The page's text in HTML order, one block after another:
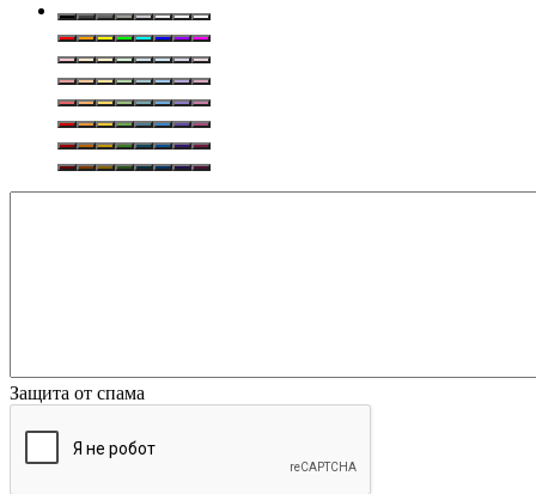
Защита от спама